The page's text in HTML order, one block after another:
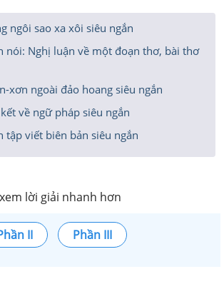
ngôi sao xa xôi siêu ngắn
nói: Nghị luận về một đoạn thơ, bài thơ
xơn ngoài đảo hoang siêu ngắn
về ngữ pháp siêu ngắn
tập viết biên bản siêu ngắn
lời giải nhanh hơn
II Phần III